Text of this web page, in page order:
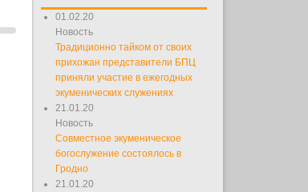
01.02.20
Новость
Традиционно тайком от своих
прихожан представители БПЦ
приняли участие в ежегодных
экуменических служениях
21.01.20
Новость
Совместное экуменическое
богослужение состоялось в
Гродно
21.01.20